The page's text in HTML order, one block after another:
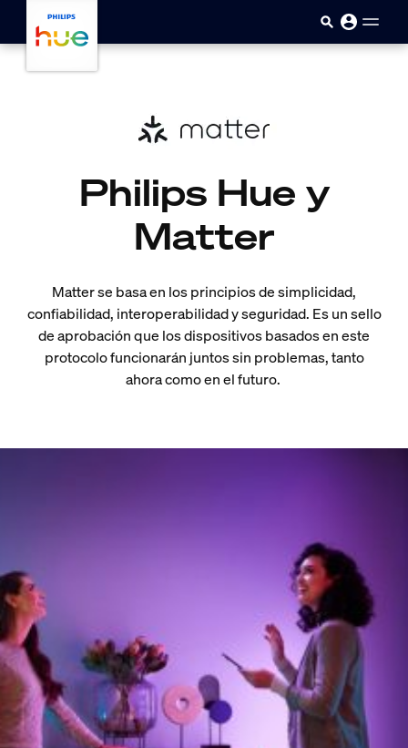
Philips Hue y
Matter
Matter se basa en los principios de simplicidad,
confiabilidad, interoperabilidad y seguridad. Es un sello
de aprobación que los dispositivos basados en este
protocolo funcionarán juntos sin problemas, tanto
ahora como en el futuro.